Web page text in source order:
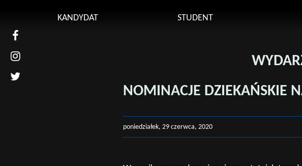
KANDYDAT STUDENT
Plan zajęć (Unitime)
Learningowa (UPEL)
Przedmiotów Obieralnych
(UBPO)
NOMINACJE DZIEKAŃSKIE
poniedziałek, 29 czerwca, 2020